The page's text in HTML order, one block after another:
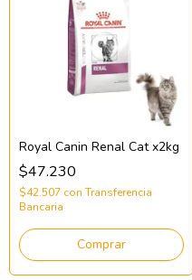
Royal Canin Renal Cat x2kg
$47.230
$42.507 con Transferencia
Bancaria
Comprar